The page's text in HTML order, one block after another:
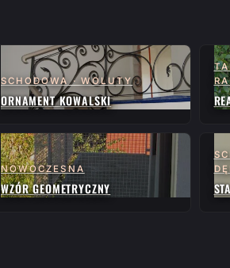
SCHODOWA · WOLUTY
ORNAMENT KOWALSKI
NOWOCZESNA
WZÓR GEOMETRYCZNY